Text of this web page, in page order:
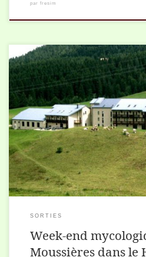
par fresim
Notre société a organisé un week-end
les 10 et 11 septembre 2022 aux
avons été accueillis […]
SORTIES
Week-end
Moussières dans le